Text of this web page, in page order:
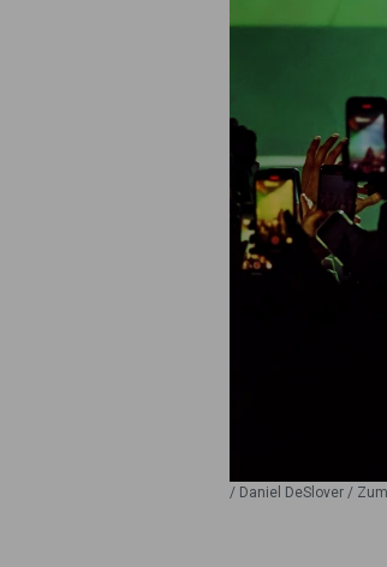
/ Daniel DeSlover /